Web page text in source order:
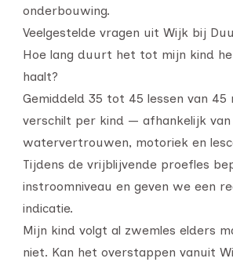
onderbouwing.
Veelgestelde vragen uit Wijk bij
Hoe lang duurt het tot mijn kind
haalt?
Gemiddeld 35 tot 45 lessen van 45
verschilt per kind — afhankelijk
watervertrouwen, motoriek en
Tijdens de vrijblijvende proefles
instroomniveau en geven we een
indicatie.
Mijn kind volgt al zwemles elders
niet. Kan het overstappen vanuit